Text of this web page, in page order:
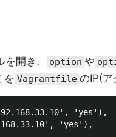
開き、 option や
を Vagrantfile のIP(ア
'yes'),